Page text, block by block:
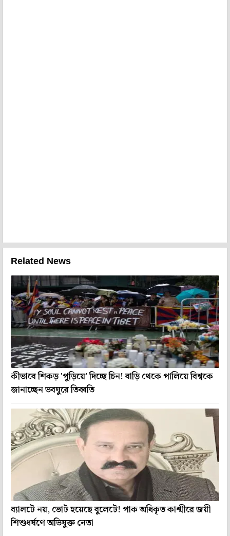
Related News
কীভাবে শিকড় 'পুড়িয়ে' দিচ্ছে চিন! বাড়ি থেকে পালিয়ে বিশ্বকে
জানাচ্ছেন ভবঘুরে তিব্বতি
ব্যালটে নয়, ভোট হয়েছে বুলেটে! পাক অধিকৃত কাশ্মীরে জয়ী
শিশুধর্ষণে অভিযুক্ত নেতা